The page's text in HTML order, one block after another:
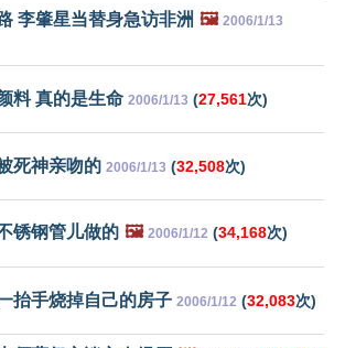
李肇星当替身急访非洲 🖼️ 2006/1/13
料 真的是生命 2006/1/13 (27,561次)
死神亲吻的 2006/1/13 (32,508次)
锈钢管儿做的 🖼️ 2006/1/12 (34,168次)
抬手烧掉自己的房子 2006/1/12 (32,083次)